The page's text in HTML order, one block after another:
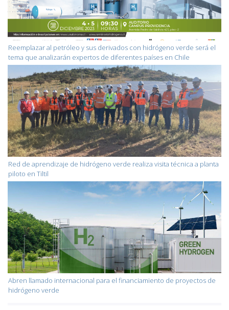
Reemplazar al petróleo y sus derivados con hidrógeno verde será el
tema que analizarán expertos de diferentes países en Chile
Red de aprendizaje de hidrógeno verde realiza visita técnica a planta
piloto en Tiltil
Abren llamado internacional para el financiamiento de proyectos de
hidrógeno verde